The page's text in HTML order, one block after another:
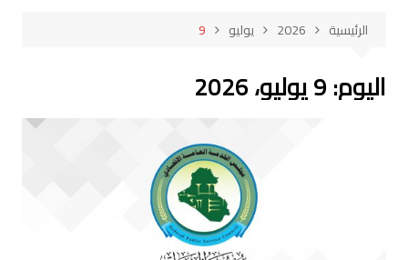
الرئيسية 2026 يوليو 9
اليوم:9 يوليو، 2026